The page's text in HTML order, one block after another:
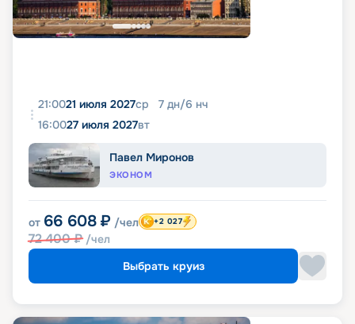
21:0021 июля 2027ср 7 дн/6 нч
16:0027 июля 2027вт
Павел Миронов
ЭКОНОМ
от 66 608 ₽ /чел
72 400₽ /чел
+2 027
Выбрать круиз